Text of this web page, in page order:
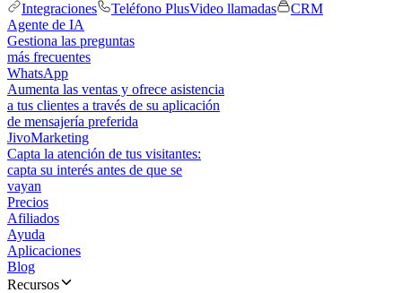
Integraciones
Teléfono PlusVideo llamadas
CRM
Agente de IA
Gestiona las preguntas
más frecuentes
WhatsApp
Aumenta las ventas y ofrece asistencia
a tus clientes a través de su aplicación
de mensajería preferida
JivoMarketing
Capta la atención de tus visitantes:
capta su interés antes de que se
vayan
Precios
Afiliados
Ayuda
Aplicaciones
Blog
Recursos